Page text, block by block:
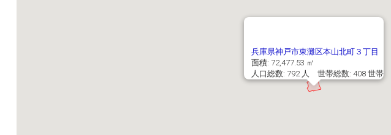
兵庫県神戸市東灘区本山北町３丁目
面積: 72,477.53 ㎡
人口総数: 792 人 世帯総数: 408 世帯